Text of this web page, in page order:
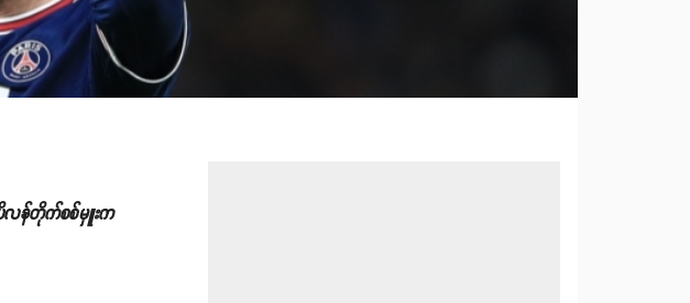
ပိုလန်တိုက်စစ်မှူးက